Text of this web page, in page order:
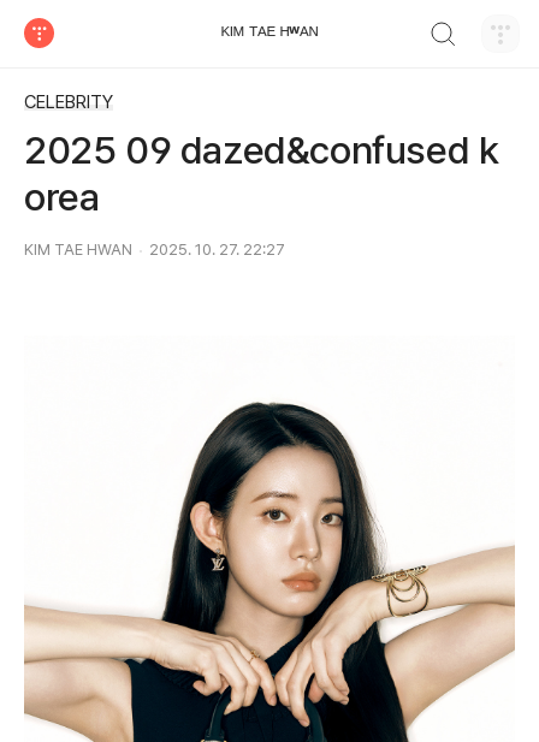
ᴷᴵᴹ ᵀᴬᴱ ᴴʷᴬᴺ
CELEBRITY
2025 09 dazed&confused k
orea
KIM TAE HWAN 2025. 10. 27. 22:27